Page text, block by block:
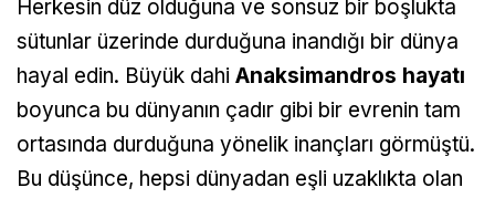
Herkesin düz olduğuna ve sonsuz bir boşlukta
sütunlar üzerinde durduğuna inandığı bir dünya
hayal edin. Büyük dahi Anaksimandros hayatı
boyunca bu dünyanın çadır gibi bir evrenin tam
ortasında durduğuna yönelik inançları görmüştü.
Bu düşünce, hepsi dünyadan eşli uzaklıkta olan